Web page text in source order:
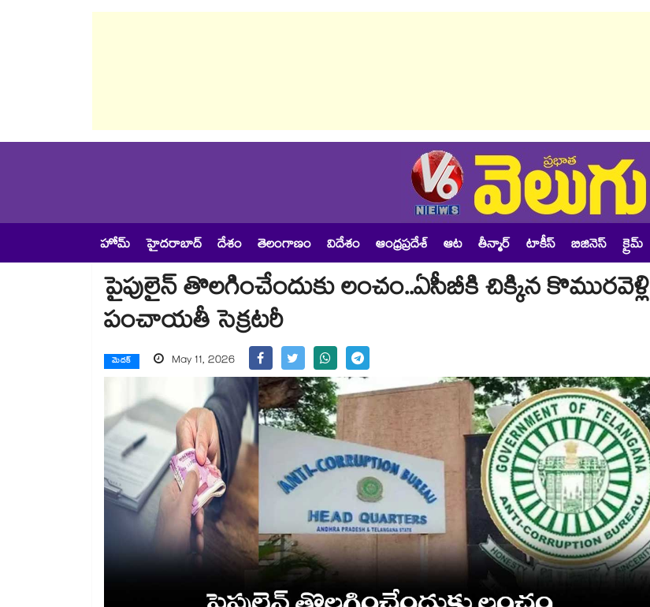
హోమ్ హైదరాబాద్ దేశం తెలంగాణం విదేశం ఆంధ్రప్రదేశ్ ఆట తీన్మార్ టాకీస్ బిజినెస్ క్రైమ్
పైపులైన్ తొలగించేందుకు లంచం..ఏసీబీకి చిక్కిన కొమురవెళ్లి
పంచాయతీ సెక్రటరీ
మెదక్ May 11, 2026